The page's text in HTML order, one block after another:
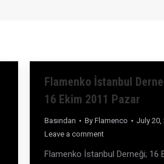
Flamenko İstanbul
16 Ekim 2011 Pazar
Basından By Flamenco
July 20,
Leave a comment
Flamenko İstanbul Derneği; 16